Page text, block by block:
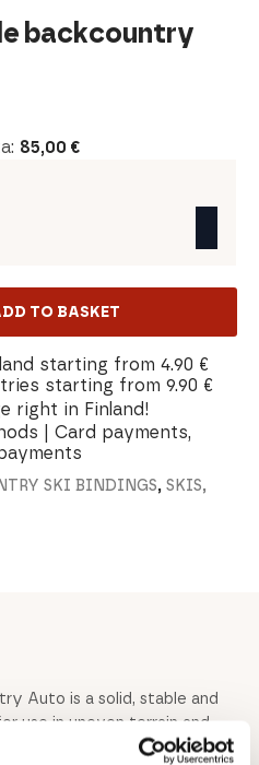
backcountry
85,00 €
TO BASKET
starting from 4.90 €
starting from 9.90 €
right in Finland!
| Card payments,
SKI BINDINGS,SKIS,
Auto is a solid, stable and
use in uneven terrain and
It is well suited for